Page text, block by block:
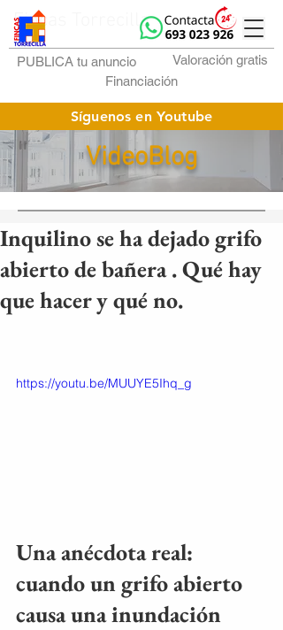
Fincas Torrecilla
PUBLICA tu anuncio
Valoración gratis
Financiación
Síguenos en Youtube
VideoBlog
Inquilino se ha dejado grifo
abierto de bañera . Qué hay
que hacer y qué no.
https://youtu.be/MUUYE5Ihq_g
Una anécdota real:
cuando un grifo abierto
causa una inundación